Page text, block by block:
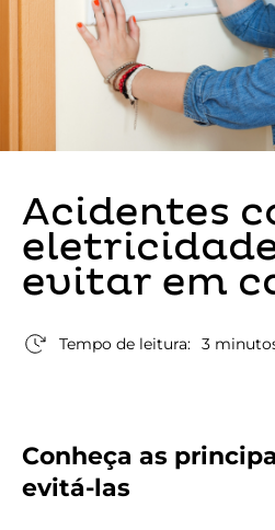
Acidentes
evitar em
Tempo de leitura: 3
Conheça as
evitá-las